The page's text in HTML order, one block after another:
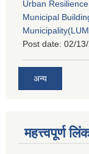
Urban
Municipal
Post date: 02/
अन्य
महत्त्वपूर्ण